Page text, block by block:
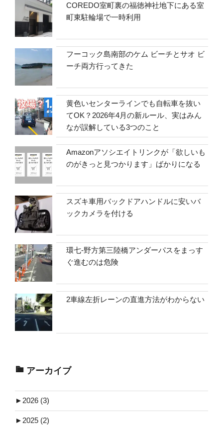
COREDO室町裏の福徳神社地下にある室
町東駐輪場で一時利用
フーコック島南部のケム ビーチとサオ ビ
ーチ両方行ってきた
黄色いセンターラインでも自転車を抜い
てOK？2026年4月の新ルール、実はみん
なが誤解している3つのこと
Amazonアソシエイトリンクが「欲しいも
のがきっと見つかります」ばかりになる
スズキ車用バックドアハンドルに安いバ
ックカメラを付ける
環七-野方第三陸橋アンダーパスをまっす
ぐ進むのは危険
2車線左折レーンの直進方法がわからない
アーカイブ
► 2026 (3)
► 2025 (2)